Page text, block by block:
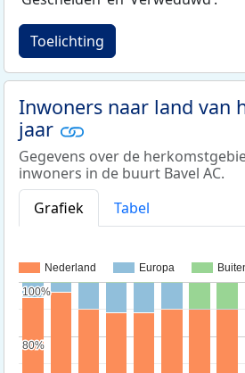
Toelichting
Inwoners naar land van
jaar
Gegevens over de
inwoners in de buurt Bavel AC.
Grafiek
Tabel
Nederland Europa
80%
80%
100%
100%